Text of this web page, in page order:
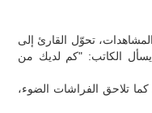
تحوّل القارئ إلى
الكاتب: "كم لديك من
تلاحق الفراشات الضوء،